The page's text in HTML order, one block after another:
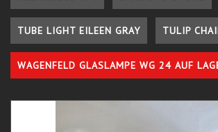
TUBE LIGHT EILEEN GRAY TULIP
WAGENFELD GLASLAMPE WG 24 AUF